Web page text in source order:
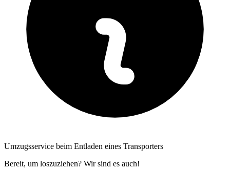
Umzugsservice beim Entladen eines Transporters
Bereit, um loszuziehen? Wir sind es auch!